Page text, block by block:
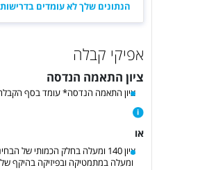
הנתונים שלך לא עומדים
אפיקי קבלה
ציון התאמה הנדסה
ציון התאמה הנדסה* עומד בסף
או
ומעלה במתמטיקה ובפיזיקה בהיקף של 5 יח"ל בכל